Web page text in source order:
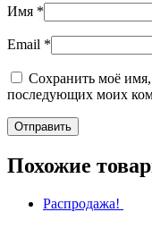
Имя *
Email *
Сохранить моё имя,
последующих моих
Похожие
Распродажа!